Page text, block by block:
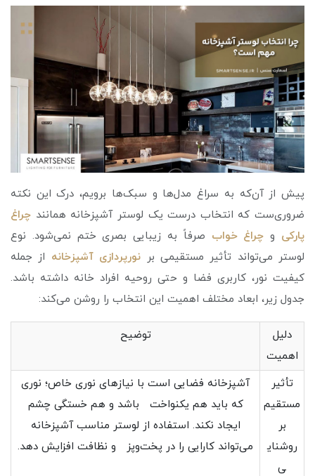
پیش از آن‌که به سراغ مدل‌ها و سبک‌ها برویم، درک این نکته
ضروری‌ست که انتخاب درست یک لوستر آشپزخانه همانند چراغ
پارکی و چراغ خواب صرفاً به زیبایی بصری ختم نمی‌شود. نوع
لوستر می‌تواند تأثیر مستقیمی بر نورپردازی آشپزخانه از جمله
کیفیت نور، کاربری فضا و حتی روحیه افراد خانه داشته باشد.
جدول زیر، ابعاد مختلف اهمیت این انتخاب را روشن می‌کند:
دلیل
اهمیت
توضیح
تأثیر
مستقیم
بر
روشنای
ی
آشپزخانه فضایی است با نیازهای نوری خاص؛ نوری
که باید هم یکنواخت باشد و هم خستگی چشم
ایجاد نکند. استفاده از لوستر مناسب آشپزخانه
می‌تواند کارایی را در پخت‌وپز و نظافت افزایش دهد.